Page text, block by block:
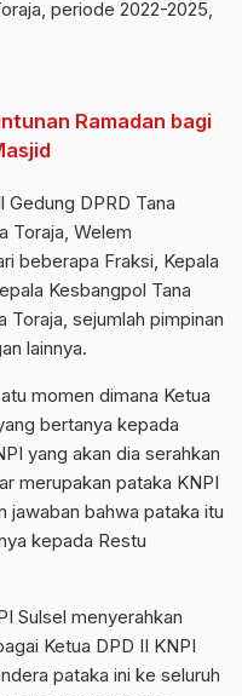
periode 2022-2025,
Ramadan bagi
Gedung DPRD Tana
Toraja, Welem
beberapa Fraksi, Kepala
Kesbangpol Tana
Toraja, sejumlah pimpinan
lainnya.
momen dimana Ketua
bertanya kepada
yang akan dia serahkan
merupakan pataka KNPI
jawaban bahwa pataka itu
kepada Restu
Sulsel menyerahkan
Ketua DPD II KNPI
pataka ini ke seluruh